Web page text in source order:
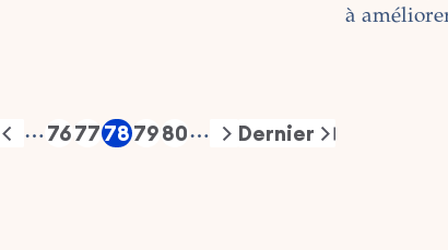
à
Previous
… Page
76 Page
77 Page
78 Page
79 Page
80… Next Last
Dernier